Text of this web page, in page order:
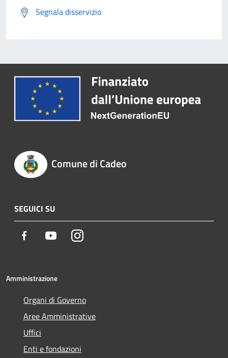
Segnala disservizio
Comune di Cadeo
SEGUICI SU
Facebook YoutubeInstagram
Amministrazione
Organi di Governo
Aree Amministrative
Uffici
Enti e fondazioni